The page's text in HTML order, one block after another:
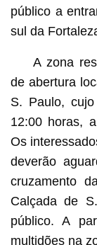
público a
sul da
A zona
de abertura
S. Paulo,
12:00 horas,
Os
deverão
cruzamento
Calçada de
público. A
multidões na